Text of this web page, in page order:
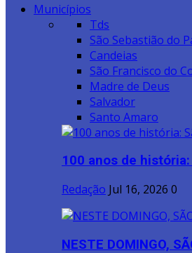
Municípios
Tds
São Sebastião do
Candeias
São Francisco do
Madre de Deus
Salvador
Santo Amaro
100 anos de
Redação Jul 16, 2026 0
NESTE DOMINGO,